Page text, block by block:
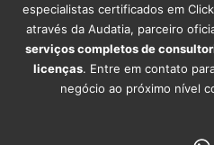
especialistas certificados em
através da Audatia, parceiro
serviços completos de
licenças. Entre em contato
negócio ao próximo nível